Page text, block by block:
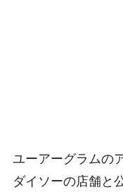
ユーアーグラムの
ダイソーの店舗と